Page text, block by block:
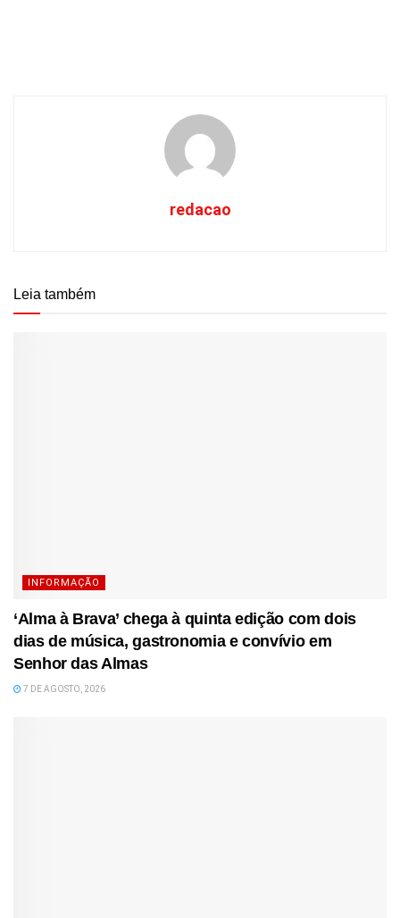
redacao
Leia também
INFORMAÇÃO
‘Alma à Brava’ chega à quinta edição com dois
dias de música, gastronomia e convívio em
Senhor das Almas
7 DE AGOSTO, 2026